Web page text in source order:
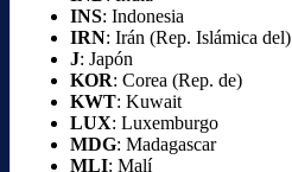
INS: Indonesia
IRN: Irán (Rep. Islámica del)
J: Japón
KOR: Corea (Rep. de)
KWT: Kuwait
LUX: Luxemburgo
MDG: Madagascar
MLI: Malí